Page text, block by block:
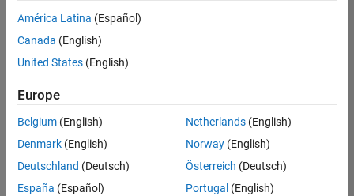
Actuellement,
aucune
offre
d'emploi
correspondant
à vos
critères
de
recherche.
Vous
América Latina (Español)
Canada (English)
United States (English)
Europe
Belgium (English)
Denmark (English)
Deutschland (Deutsch)
España (Español)
Netherlands(English)
Norway(English)
Österreich (Deutsch)
Portugal (English)